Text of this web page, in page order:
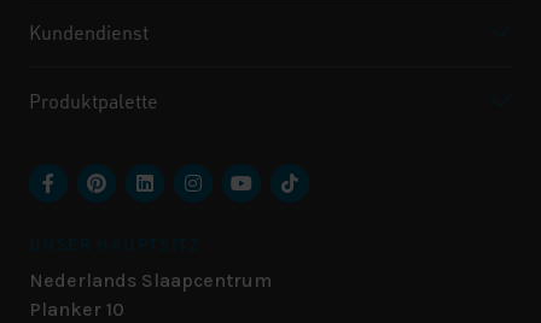
Kundendienst
Produktpalette
Nederlands Slaapcentrum
Planker 10